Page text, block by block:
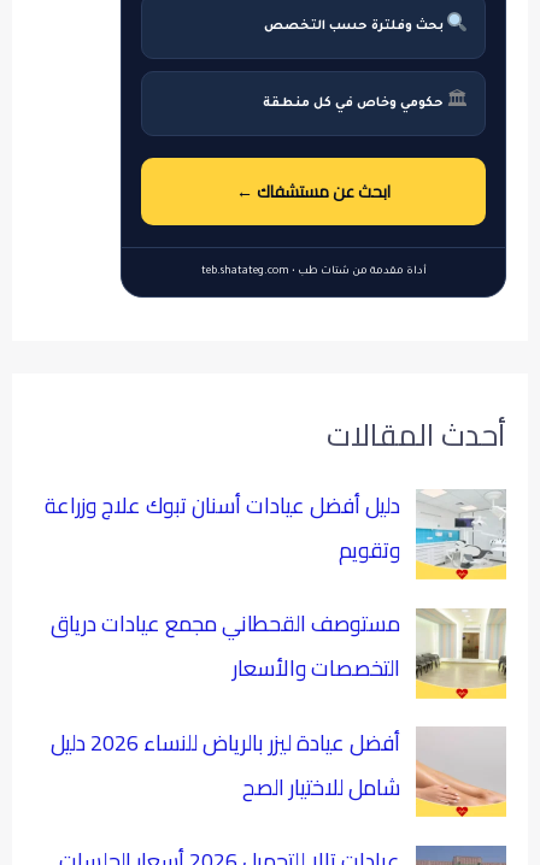
بحث وفلترة حسب التخصص
🏛 حكومي وخاص في كل منطقة
ابحث عن مستشفاك ←
أداة مقدمة من شتات طب • teb.shatateg.com
أحدث المقالات
دليل أفضل عيادات أسنان تبوك علاج وزراعة
وتقويم
مستوصف القحطاني مجمع عيادات درياق
التخصصات والأسعار
أفضل عيادة ليزر بالرياض للنساء 2026 دليل
شامل للاختيار الصح